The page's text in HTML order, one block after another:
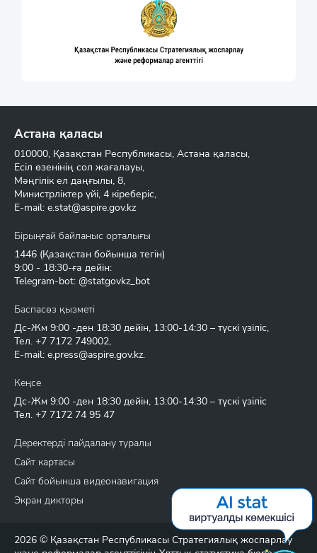
Астана қаласы
010000, Қазақстан Республикасы, Астана қаласы,
Есіл өзенінің сол жағалауы,
Мәңгілік ел даңғылы, 8,
Министрліктер үйі, 4 кіреберіс,
E-mail: e.stat@aspire.gov.kz
Бірыңғай байланыс орталығы
1446 (Қазақстан бойынша тегін)
9:00 - 18:30-ға дейін:
Telegram-bot: @statgovkz_bot
Баспасөз қызметі
Дс-Жм 9:00 -ден 18:30 дейін, 13:00-14:30 – түскі үзіліс,
Тел. +7 7172 749002,
E-mail: e.press@aspire.gov.kz.
Кеңсе
Дс-Жм 9:00 -ден 18:30 дейін, 13:00-14:30 – түскі үзіліс
Тел. +7 7172 74 95 47
Деректерді пайдалану туралы
Сайт картасы
Сайт бойынша видеонавигация
Экран дикторы
2026 © Қазақстан Республикасы Стратегиялық жоспарлау